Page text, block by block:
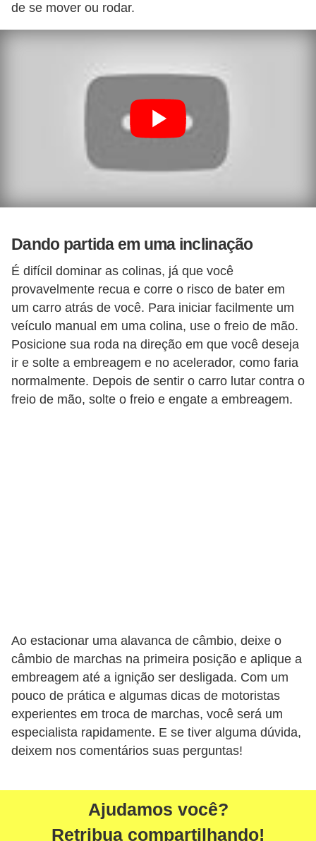
de se mover ou rodar.
Dando partida em uma inclinação
É difícil dominar as colinas, já que você
provavelmente recua e corre o risco de bater em
um carro atrás de você. Para iniciar facilmente um
veículo manual em uma colina, use o freio de mão.
Posicione sua roda na direção em que você deseja
ir e solte a embreagem e no acelerador, como faria
normalmente. Depois de sentir o carro lutar contra o
freio de mão, solte o freio e engate a embreagem.
Ao estacionar uma alavanca de câmbio, deixe o
câmbio de marchas na primeira posição e aplique a
embreagem até a ignição ser desligada. Com um
pouco de prática e algumas dicas de motoristas
experientes em troca de marchas, você será um
especialista rapidamente. E se tiver alguma dúvida,
deixem nos comentários suas perguntas!
Ajudamos você?
Retribua compartilhando!